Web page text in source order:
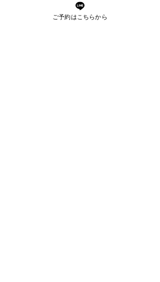
髪を綺麗にする魔法のシャンプー
ご予約はこちらから